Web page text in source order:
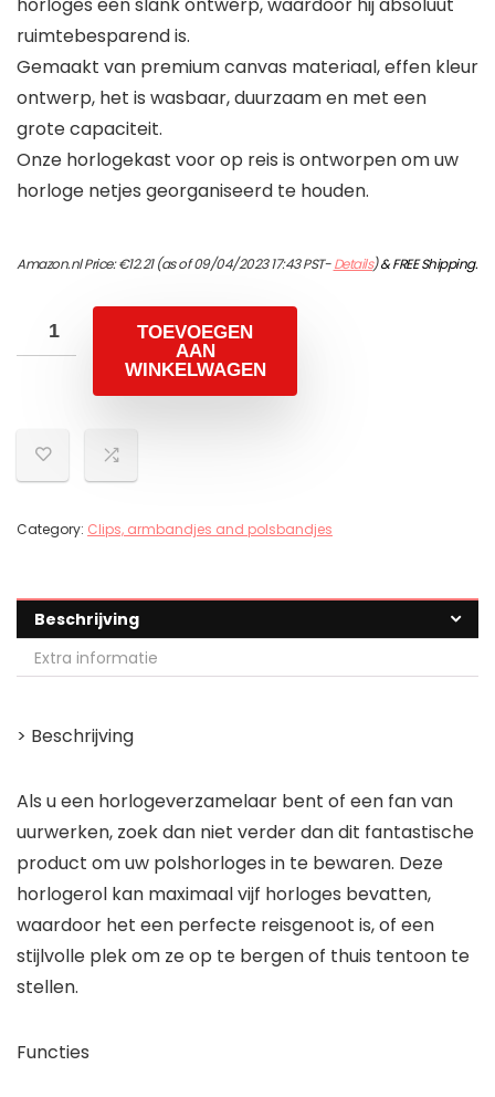
horloges een slank ontwerp, waardoor hij absoluut
ruimtebesparend is.
Gemaakt van premium canvas materiaal, effen kleur
ontwerp, het is wasbaar, duurzaam en met een
grote capaciteit.
Onze horlogekast voor op reis is ontworpen om uw
horloge netjes georganiseerd te houden.
Amazon.nl Price:€12.21(as of 09/04/2023 17:43 PST-Details)&FREE Shipping.
TOEVOEGEN
AAN
WINKELWAGEN
Category: Clips, armbandjes and polsbandjes
Beschrijving
Extra informatie
> Beschrijving
Als u een horlogeverzamelaar bent of een fan van
uurwerken, zoek dan niet verder dan dit fantastische
product om uw polshorloges in te bewaren. Deze
horlogerol kan maximaal vijf horloges bevatten,
waardoor het een perfecte reisgenoot is, of een
stijlvolle plek om ze op te bergen of thuis tentoon te
stellen.
Functies